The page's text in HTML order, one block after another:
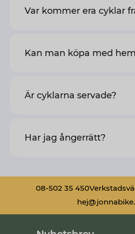
Var kommer era cyklar
Kan man köpa med
Är cyklarna servade?
Har jag ångerrätt?
08-502 35 450